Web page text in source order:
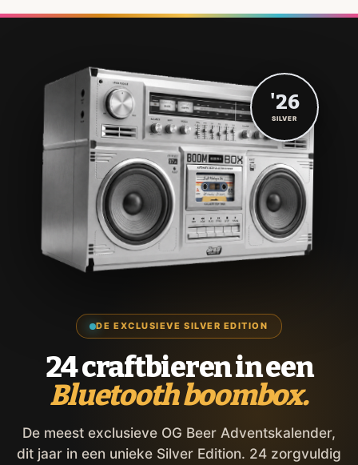
DE EXCLUSIEVE SILVER EDITION
24 craftbieren in een
Bluetooth boombox.
De meest exclusieve OG Beer Adventskalender,
dit jaar in een unieke Silver Edition. 24 zorgvuldig
'26
SILVER